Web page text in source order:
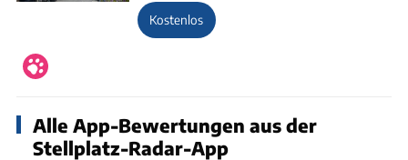
Kostenlos
Alle App-Bewertungen aus der
Stellplatz-Radar-App